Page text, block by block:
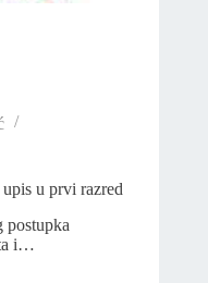
u prvi razred
postupka
i…